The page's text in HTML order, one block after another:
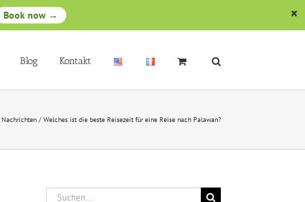
Book now →
Blog Kontakt
Nachrichten / Welches ist die beste Reisezeit für eine Reise nach Palawan?
Suche